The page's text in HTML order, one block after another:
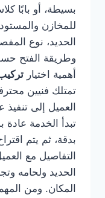
بسيطة، أو بابًا
للمخازن
الحديد، نوع
وطريقة الفتح
أهمية اختيار
تمتلك فنيين
العميل إلى
تبدأ الخدمة عادة
بدقة، ثم يتم
التفاصيل مع
الحديد ولحامه
المكان. ومن